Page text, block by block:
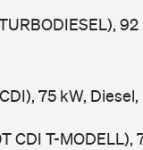
75 kW,
CDI T-MODELL),